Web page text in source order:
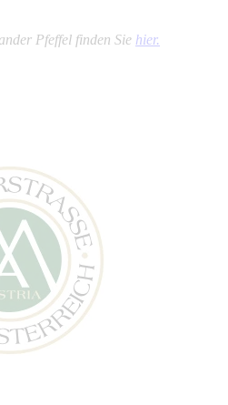
Pfeffel finden Sie hier.